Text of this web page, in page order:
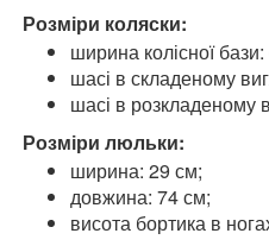
Розміри коляски:
ширина колісної
шасі в складеному
шасі в розкладеному
Розміри люльки:
ширина: 29 см;
довжина: 74 см;
висота бортика в